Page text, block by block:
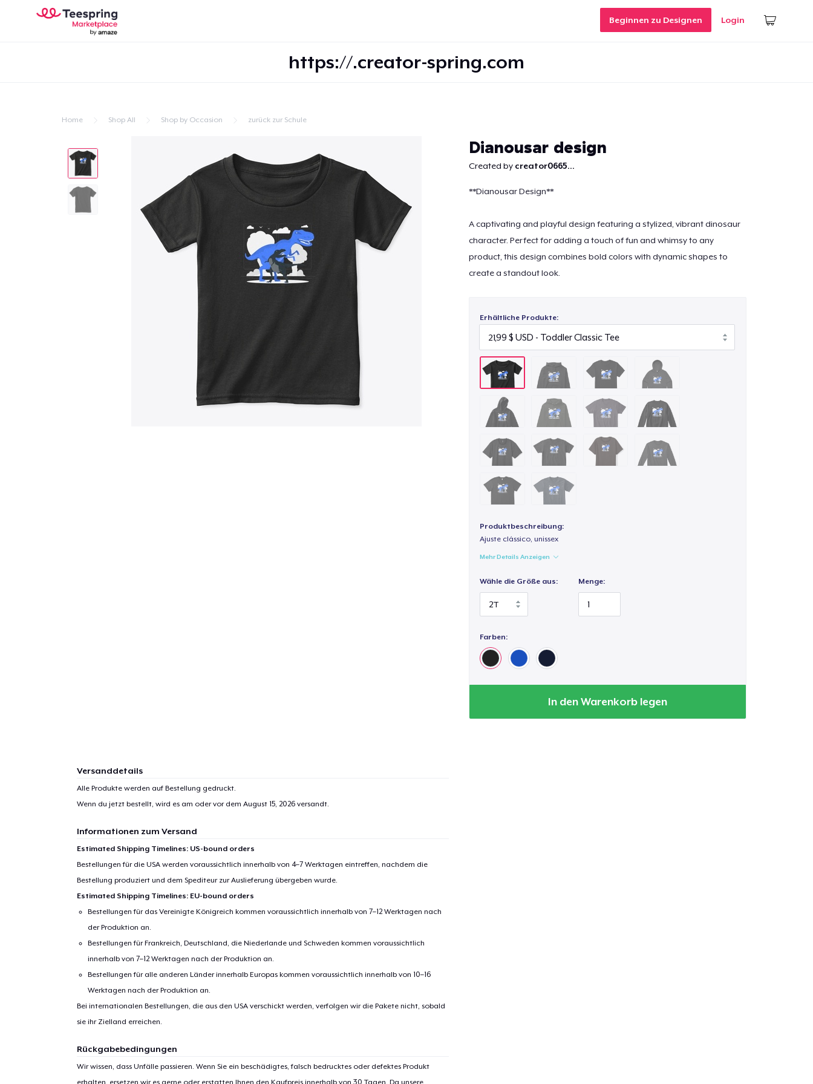
Beginnen zu Designen Login
https://.creator-spring.com
Home Shop All Shop by Occasion zurück zur Schule
Dianousar design
Created by creator0665...
**Dianousar Design**
A captivating and playful design featuring a stylized, vibrant dinosaur
character. Perfect for adding a touch of fun and whimsy to any
product, this design combines bold colors with dynamic shapes to
create a standout look.
Erhältliche Produkte:
Produktbeschreibung:
Ajuste clássico, unissex
Mehr Details Anzeigen
Wähle die Größe aus: Menge:
Farben:
In den Warenkorb legen
Versanddetails
Alle Produkte werden auf Bestellung gedruckt.
Wenn du jetzt bestellt, wird es am oder vor dem August 15, 2026versandt.
Informationen zum Versand
Estimated Shipping Timelines: US-bound orders
Bestellungen für die USA werden voraussichtlich innerhalb von 4–7 Werktagen eintreffen, nachdem die
Bestellung produziert und dem Spediteur zur Auslieferung übergeben wurde.
Estimated Shipping Timelines: EU-bound orders
Bestellungen für das Vereinigte Königreich kommen voraussichtlich innerhalb von 7–12 Werktagen nach
der Produktion an.
Bestellungen für Frankreich, Deutschland, die Niederlande und Schweden kommen voraussichtlich
innerhalb von 7–12 Werktagen nach der Produktion an.
Bestellungen für alle anderen Länder innerhalb Europas kommen voraussichtlich innerhalb von 10–16
Werktagen nach der Produktion an.
Bei internationalen Bestellungen, die aus den USA verschickt werden, verfolgen wir die Pakete nicht, sobald
sie ihr Zielland erreichen.
Rückgabebedingungen
Wir wissen, dass Unfälle passieren. Wenn Sie ein beschädigtes, falsch bedrucktes oder defektes Produkt
erhalten, ersetzen wir es gerne oder erstatten Ihnen den Kaufpreis innerhalb von 30 Tagen. Da unsere
hinzugefügt